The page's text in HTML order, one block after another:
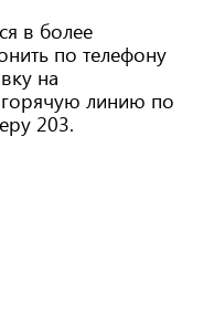
в более
по телефону
на
горячую линию по
203.